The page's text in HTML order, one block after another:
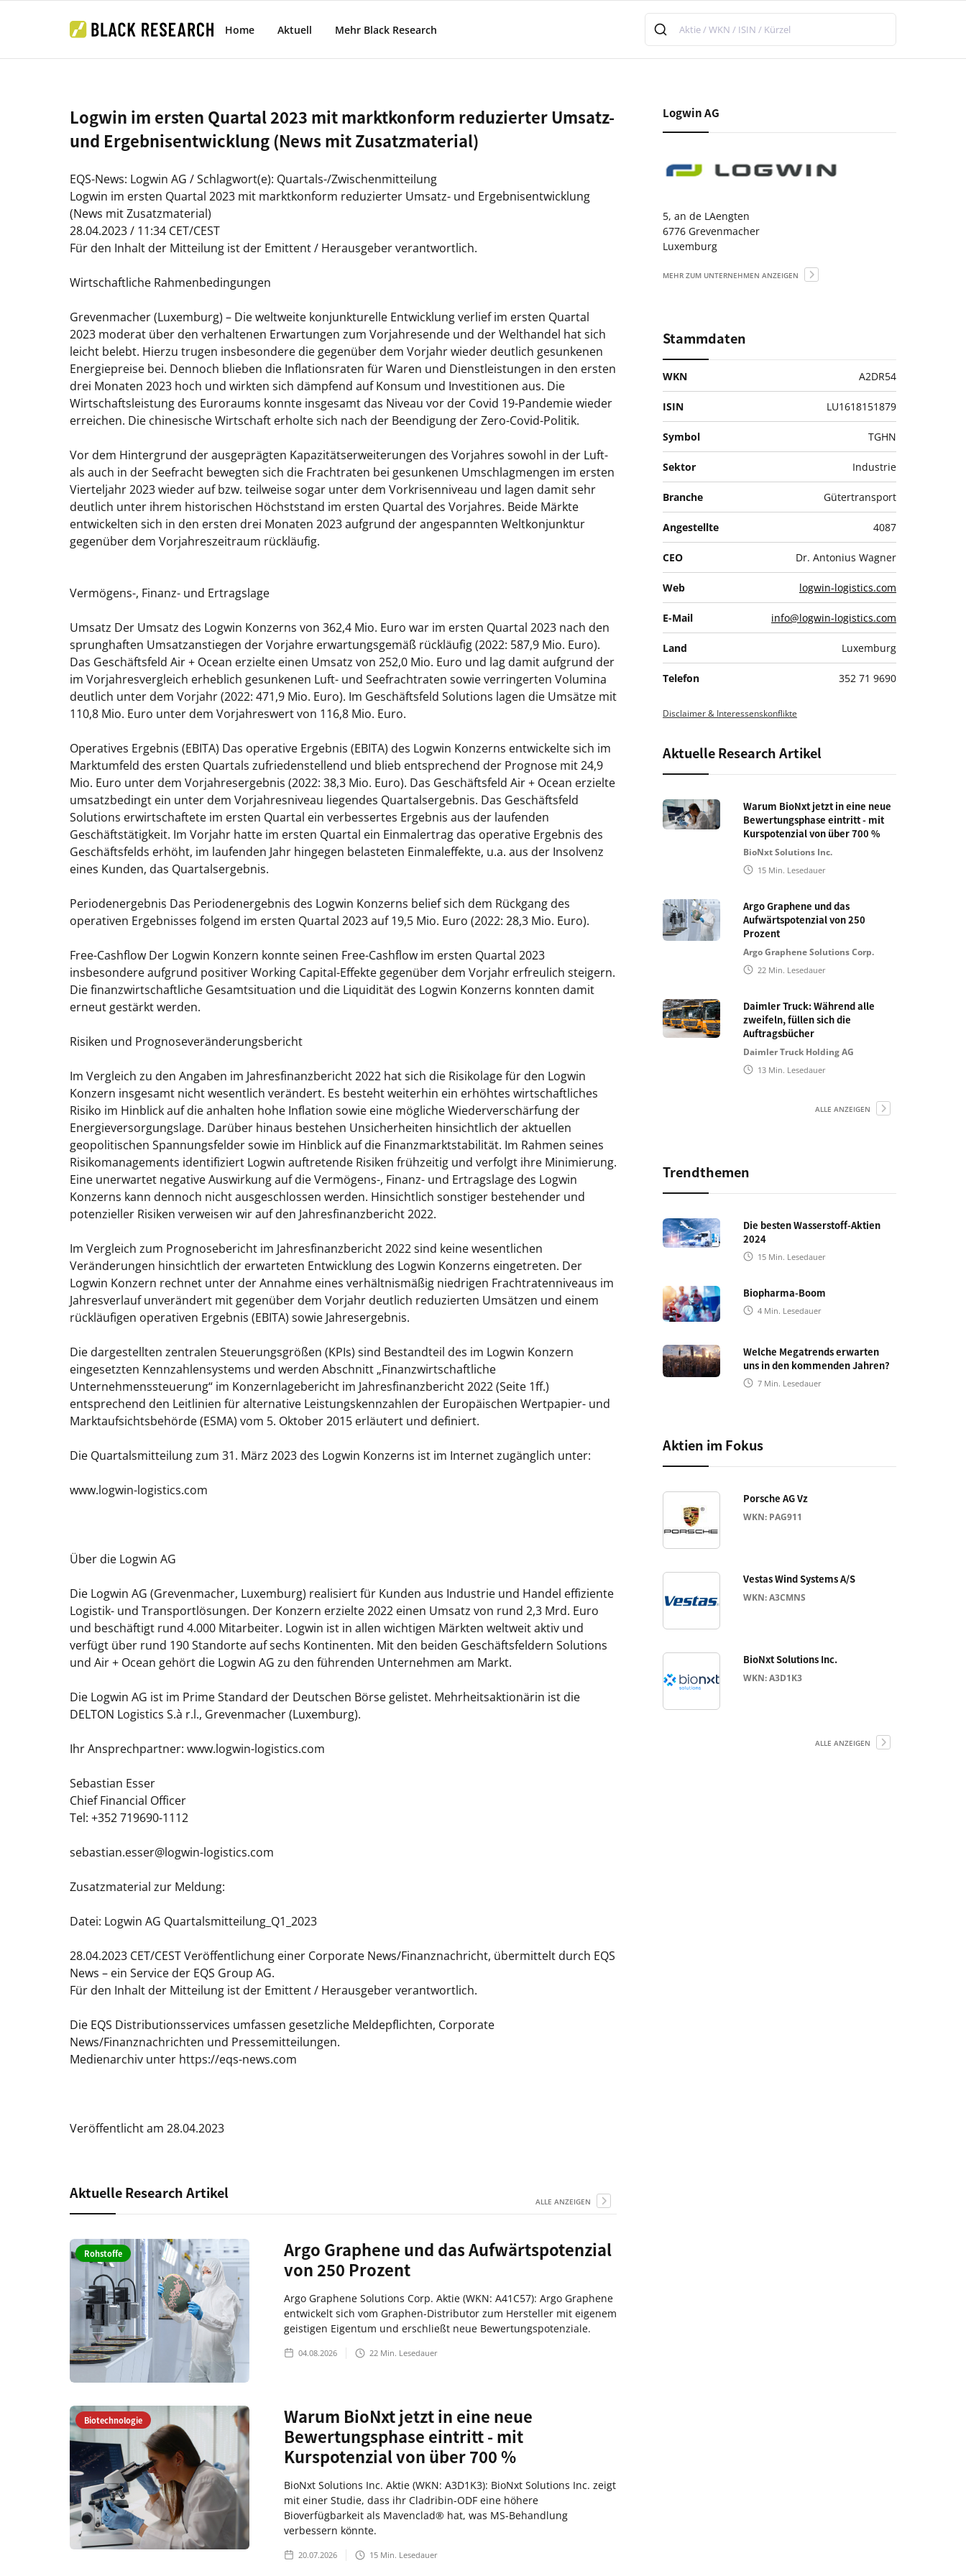
Home Aktuell Mehr Black Research
Logwin im ersten Quartal 2023 mit marktkonform reduzierter Umsatz-
und Ergebnisentwicklung (News mit Zusatzmaterial)
EQS-News: Logwin AG / Schlagwort(e): Quartals-/Zwischenmitteilung
Logwin im ersten Quartal 2023 mit marktkonform reduzierter Umsatz- und Ergebnisentwicklung
(News mit Zusatzmaterial)
28.04.2023 / 11:34 CET/CEST
Für den Inhalt der Mitteilung ist der Emittent / Herausgeber verantwortlich.
Wirtschaftliche Rahmenbedingungen
Grevenmacher(Luxemburg) – Die weltweite konjunkturelle Entwicklung verlief im ersten Quartal
2023 moderat über den verhaltenen Erwartungen zum Vorjahresende und der Welthandel hat sich
leicht belebt. Hierzu trugen insbesondere die gegenüber dem Vorjahr wieder deutlich gesunkenen
Energiepreise bei. Dennoch blieben die Inflationsraten für Waren und Dienstleistungen in den ersten
drei Monaten 2023 hoch und wirkten sich dämpfend auf Konsum und Investitionen aus. Die
Wirtschaftsleistung des Euroraums konnte insgesamt das Niveau vor der Covid 19-Pandemie wieder
erreichen. Die chinesische Wirtschaft erholte sich nach der Beendigung der Zero-Covid-Politik.
Vor dem Hintergrund der ausgeprägten Kapazitätserweiterungen des Vorjahres sowohl in der Luft-
als auch in der Seefracht bewegten sich die Frachtraten bei gesunkenen Umschlagmengen im ersten
Vierteljahr 2023 wieder auf bzw. teilweise sogar unter dem Vorkrisenniveau und lagen damit sehr
deutlich unter ihrem historischen Höchststand im ersten Quartal des Vorjahres. Beide Märkte
entwickelten sich in den ersten drei Monaten 2023 aufgrund der angespannten Weltkonjunktur
gegenüber dem Vorjahreszeitraum rückläufig.
Vermögens-, Finanz- und Ertragslage
Umsatz Der Umsatz des Logwin Konzerns von 362,4 Mio. Euro war im ersten Quartal 2023 nach den
sprunghaften Umsatzanstiegen der Vorjahre erwartungsgemäß rückläufig (2022: 587,9 Mio. Euro).
Das Geschäftsfeld Air + Ocean erzielte einen Umsatz von 252,0 Mio. Euro und lag damit aufgrund der
im Vorjahresvergleich erheblich gesunkenen Luft- und Seefrachtraten sowie verringerten Volumina
deutlich unter dem Vorjahr (2022: 471,9 Mio. Euro). Im Geschäftsfeld Solutions lagen die Umsätze mit
110,8 Mio. Euro unter dem Vorjahreswert von 116,8 Mio. Euro.
Operatives Ergebnis (EBITA) Das operative Ergebnis (EBITA) des Logwin Konzerns entwickelte sich im
Marktumfeld des ersten Quartals zufriedenstellend und blieb entsprechend der Prognose mit 24,9
Mio. Euro unter dem Vorjahresergebnis (2022: 38,3 Mio. Euro). Das Geschäftsfeld Air + Ocean erzielte
umsatzbedingt ein unter dem Vorjahresniveau liegendes Quartalsergebnis. Das Geschäftsfeld
Solutions erwirtschaftete im ersten Quartal ein verbessertes Ergebnis aus der laufenden
Geschäftstätigkeit. Im Vorjahr hatte im ersten Quartal ein Einmalertrag das operative Ergebnis des
Geschäftsfelds erhöht, im laufenden Jahr hingegen belasteten Einmaleffekte, u.a. aus der Insolvenz
eines Kunden, das Quartalsergebnis.
Periodenergebnis Das Periodenergebnis des Logwin Konzerns belief sich dem Rückgang des
operativen Ergebnisses folgend im ersten Quartal 2023 auf 19,5 Mio. Euro (2022: 28,3 Mio. Euro).
Free-Cashflow Der Logwin Konzern konnte seinen Free-Cashflow im ersten Quartal 2023
insbesondere aufgrund positiver Working Capital-Effekte gegenüber dem Vorjahr erfreulich steigern.
Die finanzwirtschaftliche Gesamtsituation und die Liquidität des Logwin Konzerns konnten damit
erneut gestärkt werden.
Risiken und Prognoseveränderungsbericht
Im Vergleich zu den Angaben im Jahresfinanzbericht 2022 hat sich die Risikolage für den Logwin
Konzern insgesamt nicht wesentlich verändert. Es besteht weiterhin ein erhöhtes wirtschaftliches
Risiko im Hinblick auf die anhalten hohe Inflation sowie eine mögliche Wiederverschärfung der
Energieversorgungslage. Darüber hinaus bestehen Unsicherheiten hinsichtlich der aktuellen
geopolitischen Spannungsfelder sowie im Hinblick auf die Finanzmarktstabilität. Im Rahmen seines
Risikomanagements identifiziert Logwin auftretende Risiken frühzeitig und verfolgt ihre Minimierung.
Eine unerwartet negative Auswirkung auf die Vermögens-, Finanz- und Ertragslage des Logwin
Konzerns kann dennoch nicht ausgeschlossen werden. Hinsichtlich sonstiger bestehender und
potenzieller Risiken verweisen wir auf den Jahresfinanzbericht 2022.
Im Vergleich zum Prognosebericht im Jahresfinanzbericht 2022 sind keine wesentlichen
Veränderungen hinsichtlich der erwarteten Entwicklung des Logwin Konzerns eingetreten. Der
Logwin Konzern rechnet unter der Annahme eines verhältnismäßig niedrigen Frachtratenniveaus im
Jahresverlauf unverändert mit gegenüber dem Vorjahr deutlich reduzierten Umsätzen und einem
rückläufigen operativen Ergebnis (EBITA) sowie Jahresergebnis.
Die dargestellten zentralen Steuerungsgrößen (KPIs) sind Bestandteil des im Logwin Konzern
eingesetzten Kennzahlensystems und werden Abschnitt „Finanzwirtschaftliche
Unternehmenssteuerung“ im Konzernlagebericht im Jahresfinanzbericht 2022 (Seite 1ff.)
entsprechend den Leitlinien für alternative Leistungskennzahlen der Europäischen Wertpapier- und
Marktaufsichtsbehörde (ESMA) vom 5. Oktober 2015 erläutert und definiert.
Die Quartalsmitteilung zum 31. März 2023 des Logwin Konzerns ist im Internet zugänglich unter:
www.logwin-logistics.com
Über die Logwin AG
Die Logwin AG (Grevenmacher, Luxemburg) realisiert für Kunden aus Industrie und Handel effiziente
Logistik- und Transportlösungen. Der Konzern erzielte 2022 einen Umsatz von rund 2,3 Mrd. Euro
und beschäftigt rund 4.000 Mitarbeiter. Logwin ist in allen wichtigen Märkten weltweit aktiv und
verfügt über rund 190 Standorte auf sechs Kontinenten. Mit den beiden Geschäftsfeldern Solutions
und Air + Ocean gehört die Logwin AG zu den führenden Unternehmen am Markt.
Die Logwin AG ist im Prime Standard der Deutschen Börse gelistet. Mehrheitsaktionärin ist die
DELTON Logistics S.à r.l., Grevenmacher (Luxemburg).
Ihr Ansprechpartner: www.logwin-logistics.com
Sebastian Esser
Chief Financial Officer
Tel: +352 719690-1112
sebastian.esser@logwin-logistics.com
Zusatzmaterial zur Meldung:
Datei: Logwin AG Quartalsmitteilung_Q1_2023
28.04.2023 CET/CEST Veröffentlichung einer Corporate News/Finanznachricht, übermittelt durch EQS
News – ein Service der EQS Group AG.
Für den Inhalt der Mitteilung ist der Emittent / Herausgeber verantwortlich.
Die EQS Distributionsservices umfassen gesetzliche Meldepflichten, Corporate
News/Finanznachrichten und Pressemitteilungen.
Medienarchiv unter https://eqs-news.com
Veröffentlicht am 28.04.2023
Aktuelle Research Artikel ALLE ANZEIGEN
Rohstoffe
Argo Graphene und das Aufwärtspotenzial
von 250 Prozent
Argo Graphene Solutions Corp. Aktie (WKN: A41C57): Argo Graphene
entwickelt sich vom Graphen-Distributor zum Hersteller mit eigenem
geistigen Eigentum und erschließt neue Bewertungspotenziale.
04.08.2026 22 Min. Lesedauer
Biotechnologie
Warum BioNxt jetzt in eine neue
Bewertungsphase eintritt - mit
Kurspotenzial von über 700 %
BioNxt Solutions Inc. Aktie (WKN: A3D1K3): BioNxt Solutions Inc. zeigt
mit einer Studie, dass ihr Cladribin-ODF eine höhere
Bioverfügbarkeit als Mavenclad® hat, was MS-Behandlung
verbessern könnte.
20.07.2026 15 Min. Lesedauer
Logwin AG
5, an de LAengten
6776 Grevenmacher
Luxemburg
MEHR ZUM UNTERNEHMEN ANZEIGEN
Stammdaten
WKN A2DR54
ISIN LU1618151879
Symbol TGHN
Sektor Industrie
Branche Gütertransport
Angestellte 4087
CEO Dr. Antonius Wagner
Web logwin-logistics.com
E-Mail info@logwin-logistics.com
Land Luxemburg
Telefon 352 71 9690
Disclaimer & Interessenskonflikte
Aktuelle Research Artikel
Warum BioNxt jetzt in eine neue
Bewertungsphase eintritt - mit
Kurspotenzial von über 700 %
BioNxt Solutions Inc.
15 Min. Lesedauer
Argo Graphene und das
Aufwärtspotenzial von 250
Prozent
Argo Graphene Solutions Corp.
22 Min. Lesedauer
Daimler Truck: Während alle
zweifeln, füllen sich die
Auftragsbücher
Daimler Truck Holding AG
13 Min. Lesedauer
ALLE ANZEIGEN
Trendthemen
Die besten Wasserstoff-Aktien
2024
15 Min. Lesedauer
Biopharma-Boom
4 Min. Lesedauer
Welche Megatrends erwarten
uns in den kommenden Jahren?
7 Min. Lesedauer
Aktien im Fokus
Porsche AG Vz
WKN: PAG911
Vestas Wind Systems A/S
WKN: A3CMNS
BioNxt Solutions Inc.
WKN: A3D1K3
ALLE ANZEIGEN